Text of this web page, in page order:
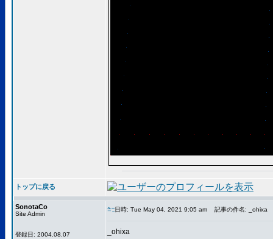
トップに戻る
SonotaCo
Site Admin
登録日: 2004.08.07
日時: Tue May 04, 2021 9:05 am 記事の件名: _ohixa
_ohixa